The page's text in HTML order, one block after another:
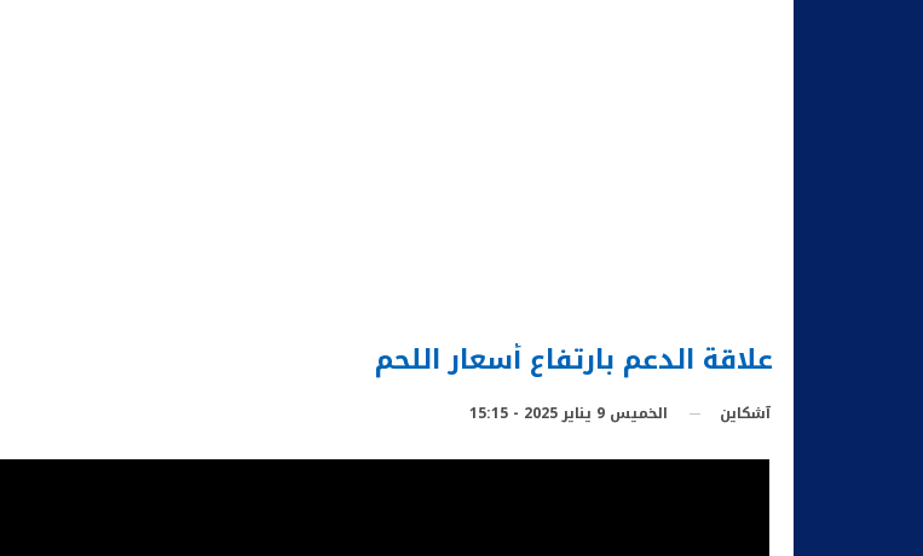
علاقة الدعم بارتفاع أسعار اللحم
آشكاين الخميس 9 يناير 2025 - 15:15